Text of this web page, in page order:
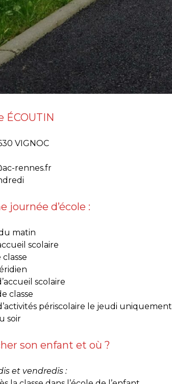
ÉCOUTIN
VIGNOC
rennes.fr
journée d’école :
matin
scolaire
classe
scolaire
classe
périscolaire le jeudi uniquement
soir
son enfant et où ?
et vendredis :